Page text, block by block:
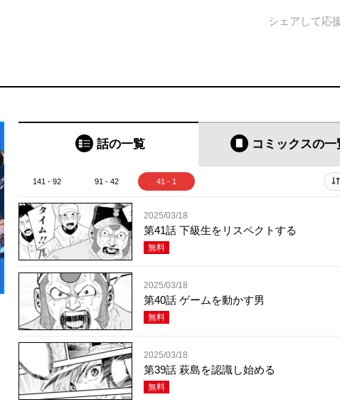
シェアして応
話の一覧 コミックスの一
141 - 92 91 - 42 41 - 1
2025/03/18
第41話 下級生をリスペクトする
無料
2025/03/18
第40話 ゲームを動かす男
無料
2025/03/18
第39話 萩島を認識し始める
無料